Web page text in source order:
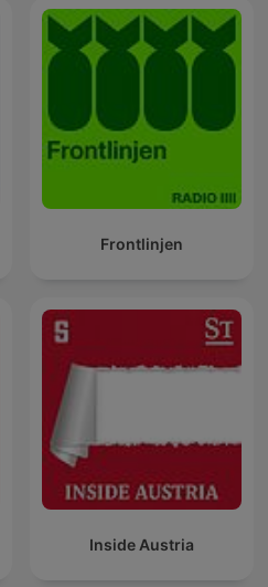
Frontlinjen
Inside Austria